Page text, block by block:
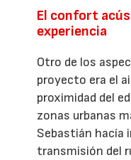
El confort
experiencia
Otro de los
proyecto era el
proximidad del
zonas urbanas
Sebastián hacía
transmisión del